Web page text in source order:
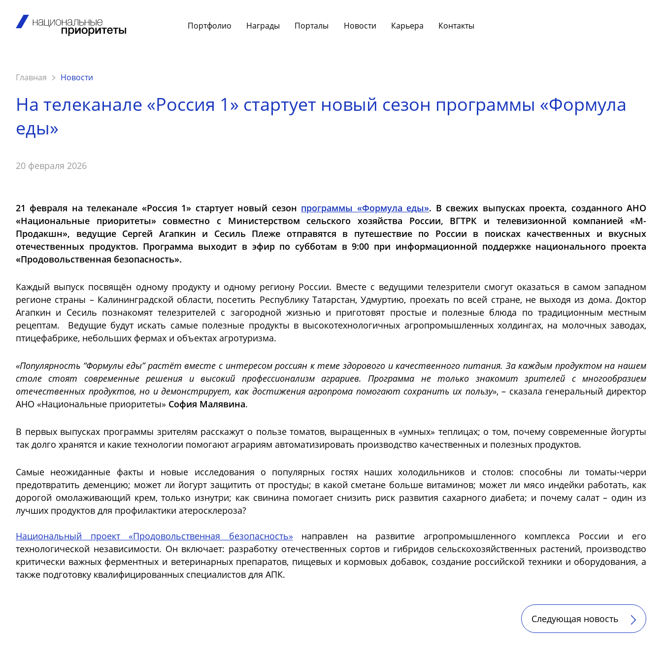
Портфолио Награды Порталы Новости Карьера Контакты
Главная Новости
На телеканале «Россия 1» стартует новый сезон программы «Формула
еды»
20 февраля 2026
21 февраля на телеканале «Россия 1» стартует новый сезон программы «Формула еды». В свежих выпусках проекта, созданного АНО
«Национальные приоритеты» совместно с Министерством сельского хозяйства России, ВГТРК и телевизионной компанией «М-
Продакшн», ведущие Сергей Агапкин и Сесиль Плеже отправятся в путешествие по России в поисках качественных и вкусных
отечественных продуктов. Программа выходит в эфир по субботам в 9:00 при информационной поддержке национального проекта
«Продовольственная безопасность».
Каждый выпуск посвящён одному продукту и одному региону России. Вместе с ведущими телезрители смогут оказаться в самом западном
регионе страны – Калининградской области, посетить Республику Татарстан, Удмуртию, проехать по всей стране, не выходя из дома. Доктор
Агапкин и Сесиль познакомят телезрителей с загородной жизнью и приготовят простые и полезные блюда по традиционным местным
рецептам. Ведущие будут искать самые полезные продукты в высокотехнологичных агропромышленных холдингах, на молочных заводах,
птицефабрике, небольших фермах и объектах агротуризма.
«Популярность “Формулы еды” растёт вместе с интересом россиян к теме здорового и качественного питания. За каждым продуктом на нашем
столе стоят современные решения и высокий профессионализм аграриев. Программа не только знакомит зрителей с многообразием
отечественных продуктов, но и демонстрирует, как достижения агропрома помогают сохранить их пользу», – сказала генеральный директор
АНО «Национальные приоритеты» София Малявина.
В первых выпусках программы зрителям расскажут о пользе томатов, выращенных в «умных» теплицах; о том, почему современные йогурты
так долго хранятся и какие технологии помогают аграриям автоматизировать производство качественных и полезных продуктов.
Самые неожиданные факты и новые исследования о популярных гостях наших холодильников и столов: способны ли томаты-черри
предотвратить деменцию; может ли йогурт защитить от простуды; в какой сметане больше витаминов; может ли мясо индейки работать, как
дорогой омолаживающий крем, только изнутри; как свинина помогает снизить риск развития сахарного диабета; и почему салат – один из
лучших продуктов для профилактики атеросклероза?
Национальный проект «Продовольственная безопасность»направлен на развитие агропромышленного комплекса России и его
технологической независимости. Он включает: разработку отечественных сортов и гибридов сельскохозяйственных растений, производство
критически важных ферментных и ветеринарных препаратов, пищевых и кормовых добавок, создание российской техники и оборудования, а
также подготовку квалифицированных специалистов для АПК.
Следующая новость